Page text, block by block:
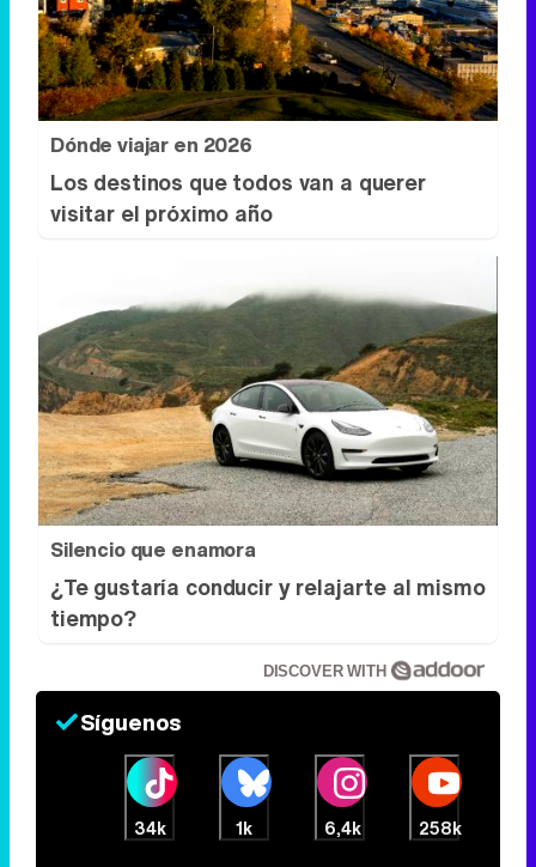
Los destinos que todos van a querer
visitar el próximo año
Silencio que enamora
¿Te gustaría conducir y relajarte al mismo
tiempo?
DISCOVER WITH
Síguenos
6,4k 258k
Eliminar anuncios